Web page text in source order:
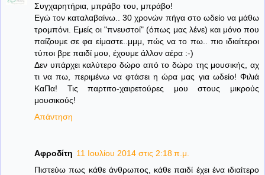
Συγχαρητήρια, μπράβο του, μπράβο!
Εγώ τον καταλαβαίνω.. 30 χρονών πήγα στο ωδείο να μάθω
τρομπόνι. Εμείς οι "πνευστοί" (όπως μας λένε) και μόνο που
παίζουμε σε φα είμαστε..μμμ, πώς να το πω.. πιο ιδιαίτεροι
τύποι βρε παιδί μου, έχουμε άλλον αέρα :-)
Δεν υπάρχει καλύτερο δώρο από το δώρο της μουσικής, αχ
τι να πω, περιμένω να φτάσει η ώρα μας για ωδείο! Φιλιά
ΚαΠα! Τις παρτιτο-χαιρετούρες μου στους μικρούς
μουσικούς!
Απάντηση
Αφροδίτη 11 Ιουλίου 2014 στις 2:18 π.μ.
Πιστεύω πως κάθε άνθρωπος, κάθε παιδί έχει ένα ιδιαίτερο